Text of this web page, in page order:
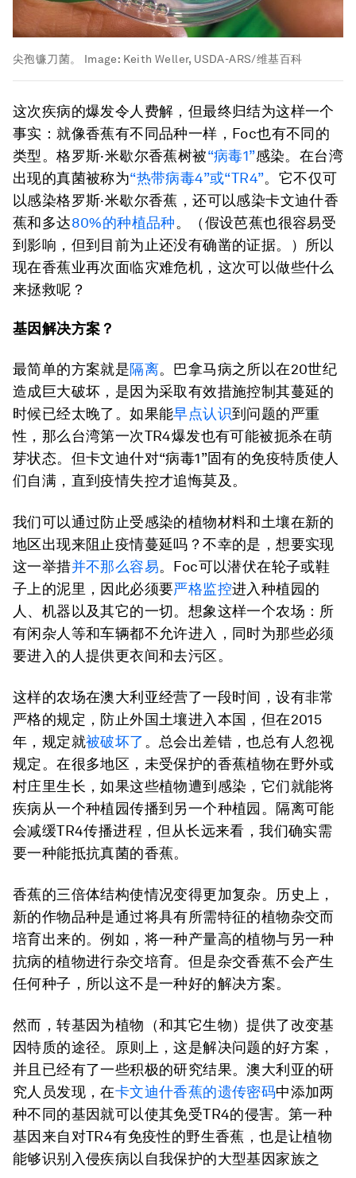
尖孢镰刀菌。 Image: Keith Weller, USDA-ARS/维基百科
这次疾病的爆发令人费解，但最终归结为这样一个
事实：就像香蕉有不同品种一样，Foc也有不同的
类型。格罗斯·米歇尔香蕉树被“病毒1”感染。在台湾
出现的真菌被称为“热带病毒4”或“TR4”。它不仅可
以感染格罗斯·米歇尔香蕉，还可以感染卡文迪什香
蕉和多达80%的种植品种。（假设芭蕉也很容易受
到影响，但到目前为止还没有确凿的证据。）所以
现在香蕉业再次面临灾难危机，这次可以做些什么
来拯救呢？
基因解决方案？
最简单的方案就是隔离。巴拿马病之所以在20世纪
造成巨大破坏，是因为采取有效措施控制其蔓延的
时候已经太晚了。如果能早点认识到问题的严重
性，那么台湾第一次TR4爆发也有可能被扼杀在萌
芽状态。但卡文迪什对“病毒1”固有的免疫特质使人
们自满，直到疫情失控才追悔莫及。
我们可以通过防止受感染的植物材料和土壤在新的
地区出现来阻止疫情蔓延吗？不幸的是，想要实现
这一举措并不那么容易。Foc可以潜伏在轮子或鞋
子上的泥里，因此必须要严格监控进入种植园的
人、机器以及其它的一切。想象这样一个农场：所
有闲杂人等和车辆都不允许进入，同时为那些必须
要进入的人提供更衣间和去污区。
这样的农场在澳大利亚经营了一段时间，设有非常
严格的规定，防止外国土壤进入本国，但在2015
年，规定就被破坏了。总会出差错，也总有人忽视
规定。在很多地区，未受保护的香蕉植物在野外或
村庄里生长，如果这些植物遭到感染，它们就能将
疾病从一个种植园传播到另一个种植园。隔离可能
会减缓TR4传播进程，但从长远来看，我们确实需
要一种能抵抗真菌的香蕉。
香蕉的三倍体结构使情况变得更加复杂。历史上，
新的作物品种是通过将具有所需特征的植物杂交而
培育出来的。例如，将一种产量高的植物与另一种
抗病的植物进行杂交培育。但是杂交香蕉不会产生
任何种子，所以这不是一种好的解决方案。
然而，转基因为植物（和其它生物）提供了改变基
因特质的途径。原则上，这是解决问题的好方案，
并且已经有了一些积极的研究结果。澳大利亚的研
究人员发现，在卡文迪什香蕉的遗传密码中添加两
种不同的基因就可以使其免受TR4的侵害。第一种
基因来自对TR4有免疫性的野生香蕉，也是让植物
能够识别入侵疾病以自我保护的大型基因家族之